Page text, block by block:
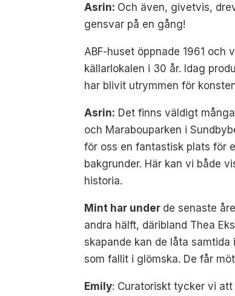
Asrin: Och även, givetvis,
gensvar på en gång!
ABF-huset öppnade 1961
källarlokalen i 30 år. Idag
har blivit utrymmen för
Asrin: Det finns väldigt
och Marabouparken i
för oss en fantastisk plats för
bakgrunder. Här kan vi både
historia.
Mint har under de senaste
andra hälft, däribland Thea
skapande kan de låta
som fallit i glömska. De får
Emily: Curatoriskt tycker vi